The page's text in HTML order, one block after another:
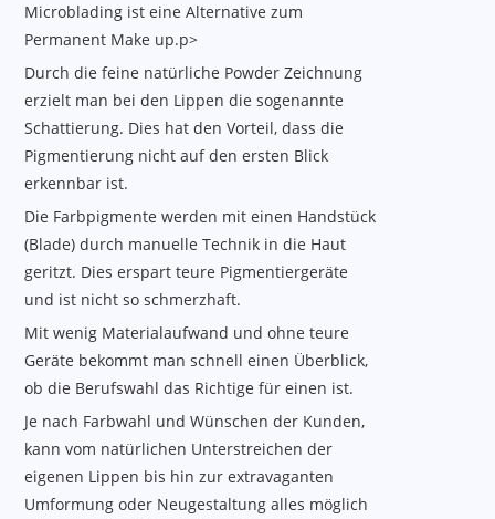
Microblading ist eine Alternative zum
Permanent Make up.p>
Durch die feine natürliche Powder Zeichnung
erzielt man bei den Lippen die sogenannte
Schattierung. Dies hat den Vorteil, dass die
Pigmentierung nicht auf den ersten Blick
erkennbar ist.
Die Farbpigmente werden mit einen Handstück
(Blade) durch manuelle Technik in die Haut
geritzt. Dies erspart teure Pigmentiergeräte
und ist nicht so schmerzhaft.
Mit wenig Materialaufwand und ohne teure
Geräte bekommt man schnell einen Überblick,
ob die Berufswahl das Richtige für einen ist.
Je nach Farbwahl und Wünschen der Kunden,
kann vom natürlichen Unterstreichen der
eigenen Lippen bis hin zur extravaganten
Umformung oder Neugestaltung alles möglich